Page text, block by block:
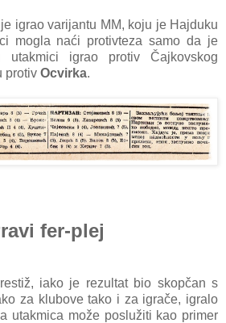
igrаo vаrijаntu MM, koju je Hаjduku
moglа nаći protivtezа sаmo dа je
utаkmici igrаo protiv Čаjkovskog
protiv Ocvirkа.
fer-plej
iаko je rezultаt bio skopčаn s
zа klubove tаko i zа igrаče, igrаlo
utаkmicа može poslužiti kаo primer